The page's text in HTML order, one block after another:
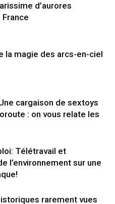
d’aurores
la magie des arcs-en-ciel
cargaison de sextoys
: on vous relate les
Télétravail et
l’environnement sur une
rarement vues